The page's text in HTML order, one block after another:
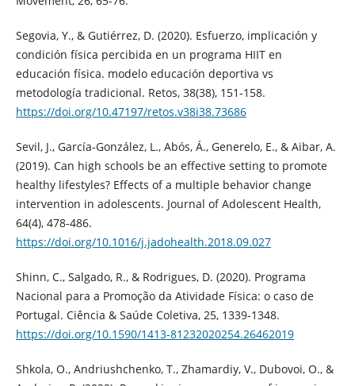
Segovia, Y., & Gutiérrez, D. (2020). Esfuerzo, implicación y
condición física percibida en un programa HIIT en
educación física. modelo educación deportiva vs
metodología tradicional. Retos, 38(38), 151-158.
https://doi.org/10.47197/retos.v38i38.73686
Sevil, J., García-González, L., Abós, Á., Generelo, E., & Aibar, A.
(2019). Can high schools be an effective setting to promote
healthy lifestyles? Effects of a multiple behavior change
intervention in adolescents. Journal of Adolescent Health,
64(4), 478-486.
https://doi.org/10.1016/j.jadohealth.2018.09.027
Shinn, C., Salgado, R., & Rodrigues, D. (2020). Programa
Nacional para a Promoção da Atividade Física: o caso de
Portugal. Ciência & Saúde Coletiva, 25, 1339-1348.
https://doi.org/10.1590/1413-81232020254.26462019
Shkola, O., Andriushchenko, T., Zhamardiy, V., Dubovoi, O., &